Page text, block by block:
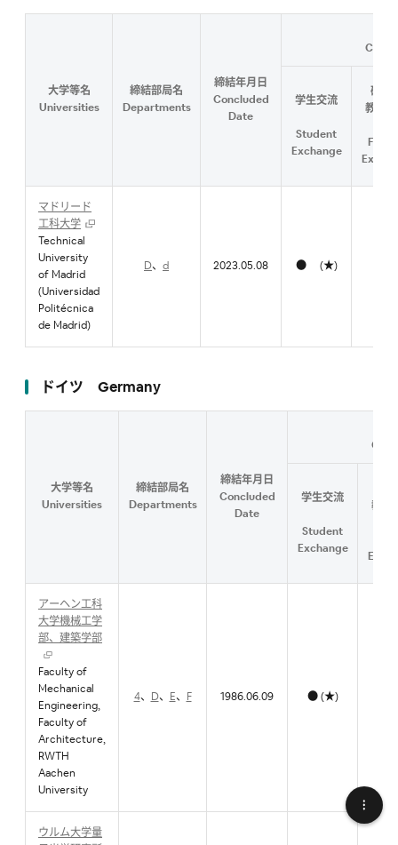
大学等名
Universities
締結部局名
Departments
締結年月日
Concluded
Date
学生交流
Student
Exchange
研究
教職
マドリード
工科大学
Technical
University
of Madrid
(Universidad
Politécnica
de Madrid)
D、 d 2023.05.08 ● (★)
ドイツ Germany
大学等名
Universities
締結部局名
Departments
締結年月日
Concluded
Date
学生交流
Student
Exchange
教職
アーヘン工科
大学機械工学
部、建築学部
Faculty of
Mechanical
Engineering,
Faculty of
Architecture,
RWTH
Aachen
University
4、 D、 E、 F 1986.06.09 ● (★)
ウルム大学量